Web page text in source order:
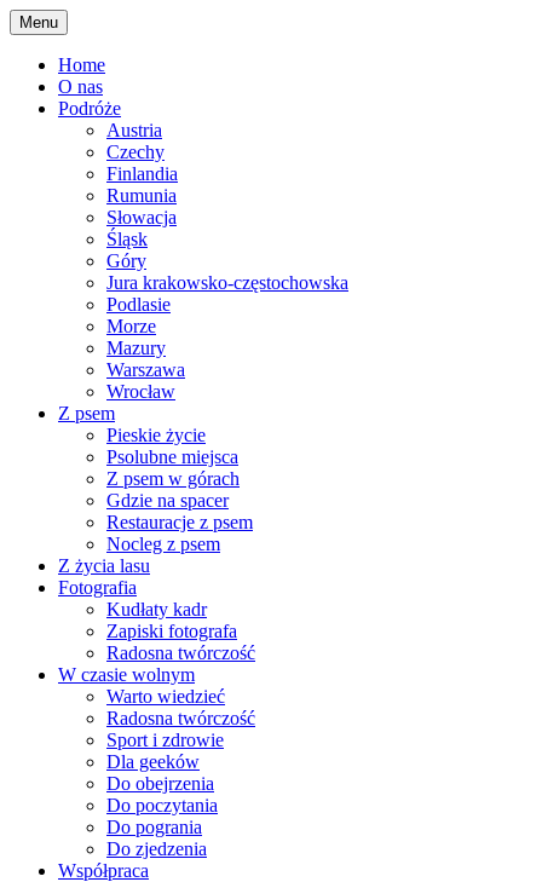
Skip
to
content
Menu
Home
O nas
Podróże
Austria
Czechy
Finlandia
Rumunia
Słowacja
Śląsk
Góry
Jura krakowsko-częstochowska
Podlasie
Morze
Mazury
Warszawa
Wrocław
Z psem
Pieskie życie
Psolubne miejsca
Z psem w górach
Gdzie na spacer
Restauracje z psem
Nocleg z psem
Z życia lasu
Fotografia
Kudłaty kadr
Zapiski fotografa
Radosna twórczość
W czasie wolnym
Warto wiedzieć
Radosna twórczość
Sport i zdrowie
Dla geeków
Do obejrzenia
Do poczytania
Do pogrania
Do zjedzenia
Współpraca